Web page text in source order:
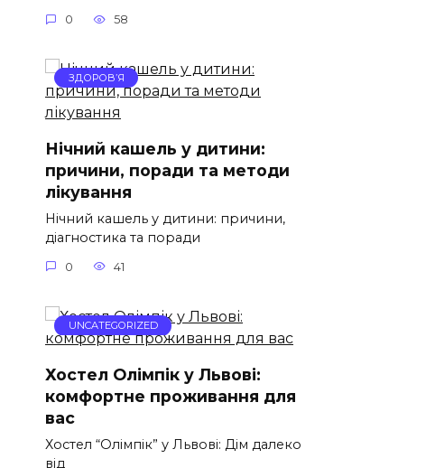
0 58
ЗДОРОВ’Я
Нічний кашель у дитини:
причини, поради та методи
лікування
Нічний кашель у дитини: причини,
діагностика та поради
0 41
UNCATEGORIZED
Хостел Олімпік у Львові:
комфортне проживання для
вас
Хостел “Олімпік” у Львові: Дім далеко
від